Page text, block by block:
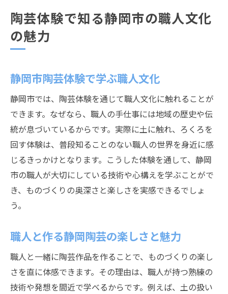
陶芸体験で知る静岡市の職人文化
の魅力
静岡市陶芸体験で学ぶ職人文化
静岡市では、陶芸体験を通じて職人文化に触れることが
できます。なぜなら、職人の手仕事には地域の歴史や伝
統が息づいているからです。実際に土に触れ、ろくろを
回す体験は、普段知ることのない職人の世界を身近に感
じるきっかけとなります。こうした体験を通して、静岡
市の職人が大切にしている技術や心構えを学ぶことがで
き、ものづくりの奥深さと楽しさを実感できるでしょ
う。
職人と作る静岡陶芸の楽しさと魅力
職人と一緒に陶芸作品を作ることで、ものづくりの楽し
さを直に体感できます。その理由は、職人が持つ熟練の
技術や発想を間近で学べるからです。例えば、土の扱い